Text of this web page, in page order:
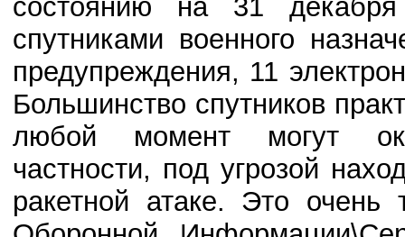
состоянию на 31
спутниками военного
предупреждения, 11
Большинство спутников
любой момент могут
частности, под угрозой
ракетной атаке. Это